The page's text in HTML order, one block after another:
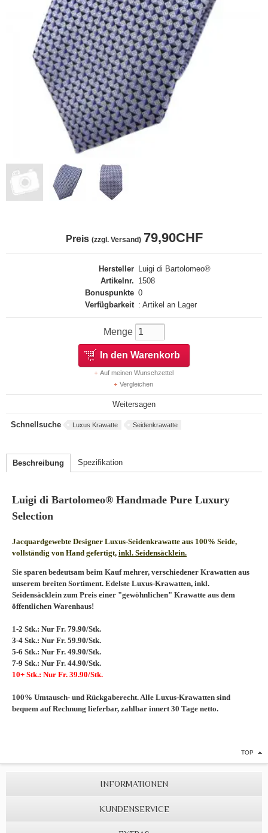
Preis (zzgl. Versand) 79,90CHF
Hersteller Luigi di Bartolomeo®
Artikelnr. 1508
Bonuspunkte 0
Verfügbarkeit : Artikel an Lager
Menge
In den Warenkorb
Auf meinen Wunschzettel
Vergleichen
Weitersagen
Schnellsuche Luxus Krawatte Seidenkrawatte
Beschreibung Spezifikation
Luigi di Bartolomeo® Handmade Pure Luxury
Selection
Jacquardgewebte Designer Luxus-Seidenkrawatte aus 100% Seide,
vollständig von Hand gefertigt, inkl. Seidensäcklein.
Sie sparen bedeutsam beim Kauf mehrer, verschiedener Krawatten aus
unserem breiten Sortiment. Edelste Luxus-Krawatten, inkl.
Seidensäcklein zum Preis einer "gewöhnlichen" Krawatte aus dem
öffentlichen Warenhaus!
1-2 Stk.: Nur Fr. 79.90/Stk.
3-4 Stk.: Nur Fr. 59.90/Stk.
5-6 Stk.: Nur Fr. 49.90/Stk.
7-9 Stk.: Nur Fr. 44.90/Stk.
10+ Stk.: Nur Fr. 39.90/Stk.
100% Umtausch- und Rückgaberecht. Alle Luxus-Krawatten sind
bequem auf Rechnung lieferbar, zahlbar innert 30 Tage netto.
TOP
INFORMATIONEN
KUNDENSERVICE